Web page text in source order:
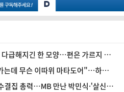
급해지긴 한 모양…편은 가르지 말
는데 무슨 이따위 마타도어"…하정
결집 총력…MB 만난 박민식·'살신성